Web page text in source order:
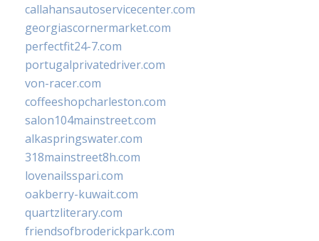
callahansautoservicecenter.com
georgiascornermarket.com
perfectfit24-7.com
portugalprivatedriver.com
von-racer.com
coffeeshopcharleston.com
salon104mainstreet.com
alkaspringswater.com
318mainstreet8h.com
lovenailsspari.com
oakberry-kuwait.com
quartzliterary.com
friendsofbroderickpark.com